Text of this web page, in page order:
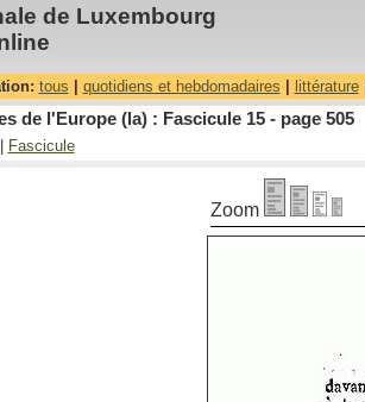
de Luxembourg
tous quotidiens et hebdomadaires littérature|
de l'Europe (la) : Fascicule 15 - page 505
Fascicule
Zoom